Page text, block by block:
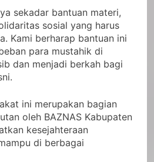
sekadar bantuan materi,
sosial yang harus
Kami berharap bantuan ini
para mustahik di
dan menjadi berkah bagi
ini merupakan bagian
oleh BAZNAS Kabupaten
kesejahteraan
di berbagai